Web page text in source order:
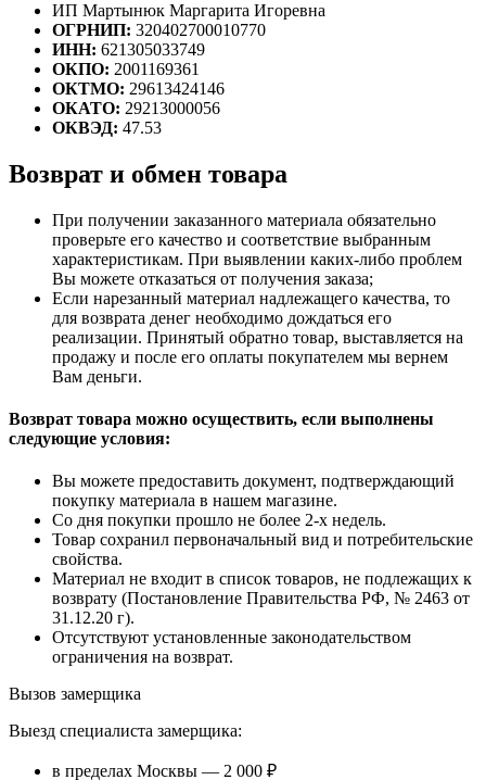
ИП Мартынюк Маргарита Игоревна
ОГРНИП: 320402700010770
ИНН: 621305033749
ОКПО: 2001169361
ОКТМО: 29613424146
ОКАТО: 29213000056
ОКВЭД: 47.53
Возврат и обмен товара
При получении заказанного материала обязательно
проверьте его качество и соответствие выбранным
характеристикам. При выявлении каких-либо проблем
Вы можете отказаться от получения заказа;
Если нарезанный материал надлежащего качества, то
для возврата денег необходимо дождаться его
реализации. Принятый обратно товар, выставляется на
продажу и после его оплаты покупателем мы вернем
Вам деньги.
Возврат товара можно осуществить, если выполнены
следующие условия:
Вы можете предоставить документ, подтверждающий
покупку материала в нашем магазине.
Со дня покупки прошло не более 2-х недель.
Товар сохранил первоначальный вид и потребительские
свойства.
Материал не входит в список товаров, не подлежащих к
возврату (Постановление Правительства РФ, № 2463 от
31.12.20 г).
Отсутствуют установленные законодательством
ограничения на возврат.
Вызов замерщика
Выезд специалиста замерщика:
в пределах Москвы — 2 000 ₽